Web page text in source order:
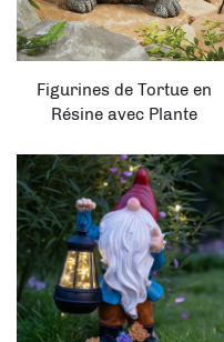
Figurines de Tortue en
Résine avec Plante
Décoration Solaire
Extérieure